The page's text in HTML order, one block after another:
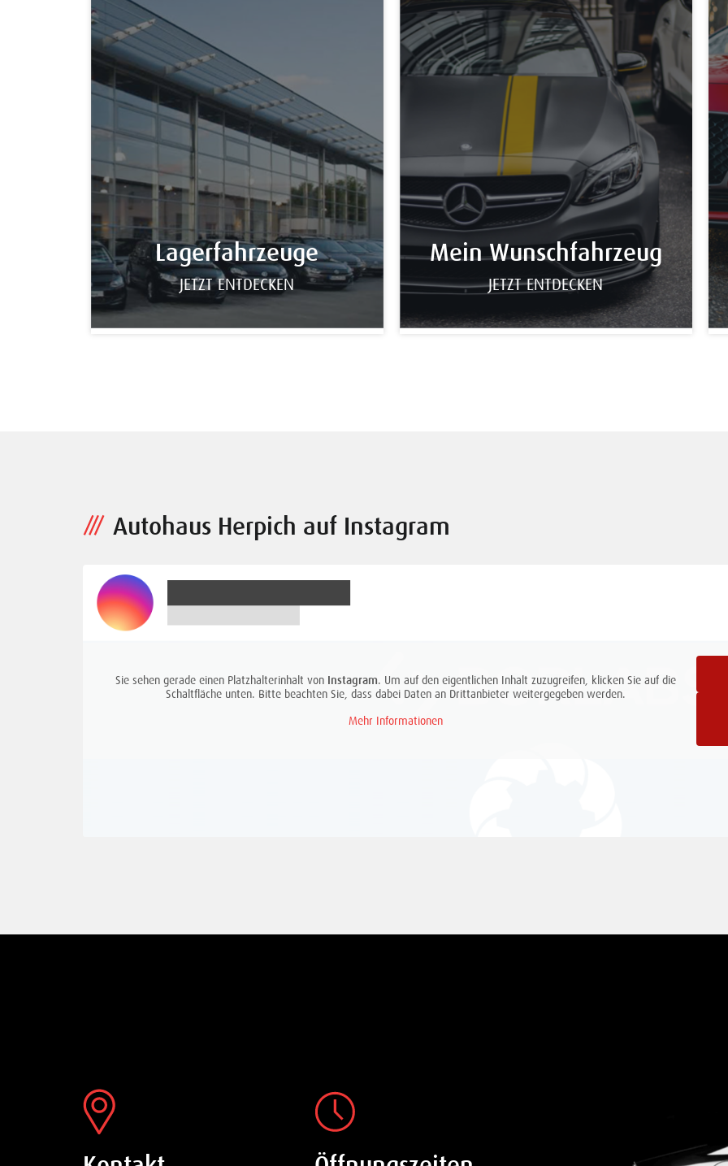
Lagerfahrzeuge
JETZT ENTDECKEN
Mein Wunschfahrzeug
JETZT ENTDECKEN
Autohaus Herpich auf Instagram
Sie sehen gerade einen Platzhalterinhalt von Instagram. Um auf den eigentlichen Inhalt zuzugreifen, klicken Sie auf die
Schaltfläche unten. Bitte beachten Sie, dass dabei Daten an Drittanbieter weitergegeben werden.
Mehr Informationen